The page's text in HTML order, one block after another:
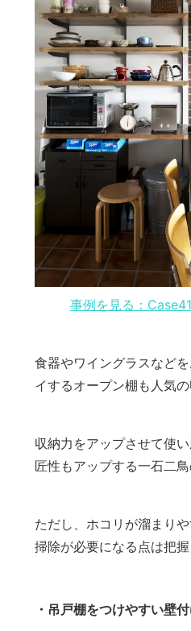
事例を見る：
食器やワイングラスなど
イするオープン棚も人気の
収納力をアップさせて使
匠性もアップする一石二鳥
ただし、ホコリが溜まり
掃除が必要になる点は把握
・吊戸棚をつけやすい壁